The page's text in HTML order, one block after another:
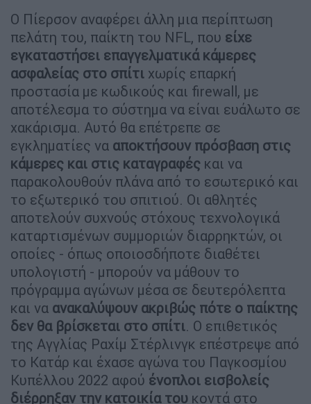
Ο Πίερσον αναφέρει άλλη μια περίπτωση
πελάτη του, παίκτη του NFL, που είχε
εγκαταστήσει επαγγελματικά κάμερες
ασφαλείας στο σπίτι χωρίς επαρκή
προστασία με κωδικούς και firewall, με
αποτέλεσμα το σύστημα να είναι ευάλωτο σε
χακάρισμα. Αυτό θα επέτρεπε σε
εγκληματίες να αποκτήσουν πρόσβαση στις
κάμερες και στις καταγραφές και να
παρακολουθούν πλάνα από το εσωτερικό και
το εξωτερικό του σπιτιού. Οι αθλητές
αποτελούν συχνούς στόχους τεχνολογικά
καταρτισμένων συμμοριών διαρρηκτών, οι
οποίες - όπως οποιοσδήποτε διαθέτει
υπολογιστή - μπορούν να μάθουν το
πρόγραμμα αγώνων μέσα σε δευτερόλεπτα
και να ανακαλύψουν ακριβώς πότε ο παίκτης
δεν θα βρίσκεται στο σπίτι. Ο επιθετικός
της Αγγλίας Ραχίμ Στέρλινγκ επέστρεψε από
το Κατάρ και έχασε αγώνα του Παγκοσμίου
Κυπέλλου 2022 αφού ένοπλοι εισβολείς
διέρρηξαν την κατοικία του κοντά στο